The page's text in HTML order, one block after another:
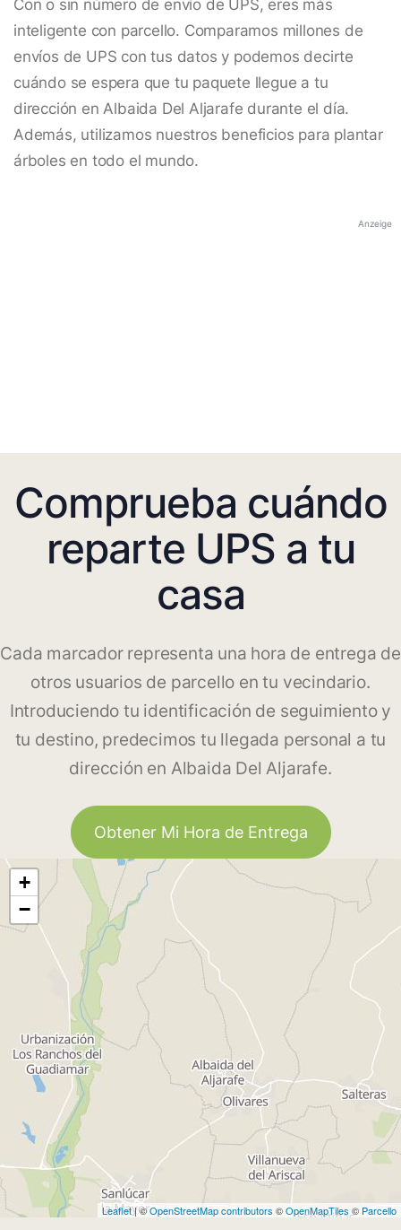
Con o sin número de envío de UPS, eres más
inteligente con parcello. Comparamos millones de
envíos de UPS con tus datos y podemos decirte
cuándo se espera que tu paquete llegue a tu
dirección en Albaida Del Aljarafe durante el día.
Además, utilizamos nuestros beneficios para plantar
árboles en todo el mundo.
Anzeige
Comprueba cuándo
reparte UPS a tu
casa
Cada marcador representa una hora de entrega de
otros usuarios de parcello en tu vecindario.
Introduciendo tu identificación de seguimiento y
tu destino, predecimos tu llegada personal a tu
dirección en Albaida Del Aljarafe.
Obtener Mi Hora de Entrega
+
−
Leaflet| ©OpenStreetMap contributors ©OpenMapTiles © Parcello